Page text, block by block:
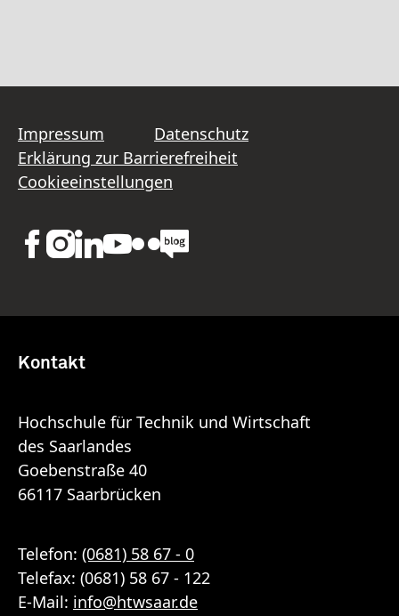
Impressum
Datenschutz
Erklärung zur Barrierefreiheit
Cookieeinstellungen
Kontakt
Hochschule für Technik und Wirtschaft
des Saarlandes
Goebenstraße 40
66117 Saarbrücken
Telefon: (0681) 58 67 - 0
Telefax: (0681) 58 67 - 122
E-Mail: info@htwsaar.de